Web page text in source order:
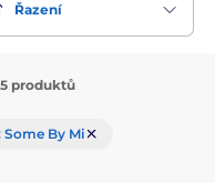
Řazení
produktů
Some By Mi